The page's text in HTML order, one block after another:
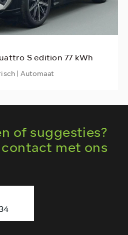
S edition 77 kWh
| Automaat
of suggesties?
met ons